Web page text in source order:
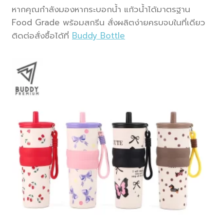
หากคุณกำลังมองหากระบอกน้ำ แก้วน้ำได้มาตรฐาน
Food Grade พร้อมสกรีน สั่งผลิตง่ายครบจบในที่เดียว
ติดต่อสั่งซื้อได้ที่ Buddy Bottle